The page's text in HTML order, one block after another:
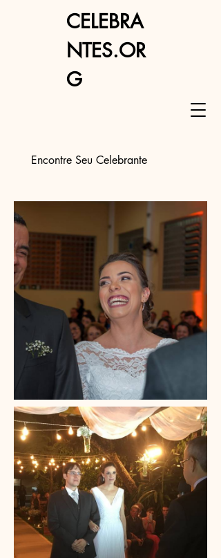
Encontre Seu Celebrante
CELEBRA
NTES.OR
G